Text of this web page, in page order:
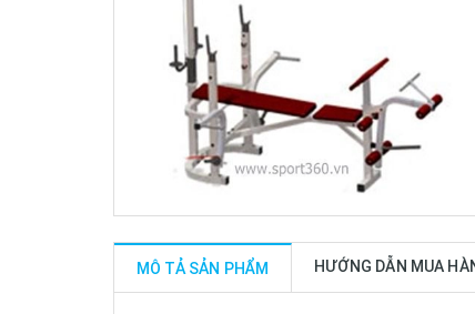
MÔ TẢ SẢN PHẨM HƯỚNG DẪN MUA